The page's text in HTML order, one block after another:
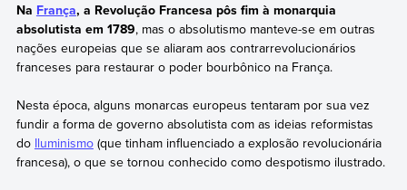
Na França, a Revolução Francesa pôs fim à monarquia
absolutista em 1789, mas o absolutismo manteve-se em outras
nações europeias que se aliaram aos contrarrevolucionários
franceses para restaurar o poder bourbônico na França.
Nesta época, alguns monarcas europeus tentaram por sua vez
fundir a forma de governo absolutista com as ideias reformistas
do Iluminismo(que tinham influenciado a explosão revolucionária
francesa), o que se tornou conhecido como despotismo ilustrado.